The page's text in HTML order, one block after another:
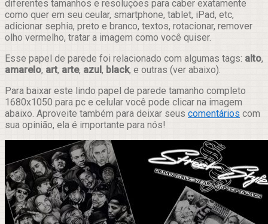
diferentes tamanhos e resoluções para caber exatamente
como quer em seu ceular, smartphone, tablet, iPad, etc,
adicionar sephia, preto e branco, textos, rotacionar, remover
olho vermelho, tratar a imagem como você quiser.
Esse papel de parede foi relacionado com algumas tags: alto,
amarelo, art, arte, azul, black, e outras (ver abaixo).
Para baixar este lindo papel de parede tamanho completo
1680x1050 para pc e celular você pode clicar na imagem
abaixo. Aproveite também para deixar seus comentários com
sua opinião, ela é importante para nós!